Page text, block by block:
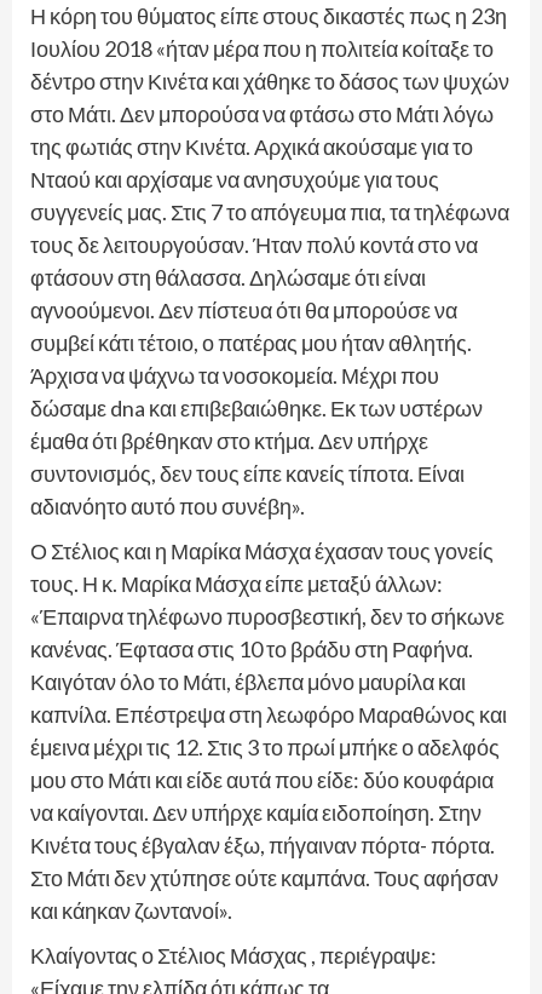
Η κόρη του θύματος είπε στους δικαστές πως η 23η
Ιουλίου 2018 «ήταν μέρα που η πολιτεία κοίταξε το
δέντρο στην Κινέτα και χάθηκε το δάσος των ψυχών
στο Μάτι. Δεν μπορούσα να φτάσω στο Μάτι λόγω
της φωτιάς στην Κινέτα. Αρχικά ακούσαμε για το
Νταού και αρχίσαμε να ανησυχούμε για τους
συγγενείς μας. Στις 7 το απόγευμα πια, τα τηλέφωνα
τους δε λειτουργούσαν. Ήταν πολύ κοντά στο να
φτάσουν στη θάλασσα. Δηλώσαμε ότι είναι
αγνοούμενοι. Δεν πίστευα ότι θα μπορούσε να
συμβεί κάτι τέτοιο, ο πατέρας μου ήταν αθλητής.
Άρχισα να ψάχνω τα νοσοκομεία. Μέχρι που
δώσαμε dna και επιβεβαιώθηκε. Εκ των υστέρων
έμαθα ότι βρέθηκαν στο κτήμα. Δεν υπήρχε
συντονισμός, δεν τους είπε κανείς τίποτα. Είναι
αδιανόητο αυτό που συνέβη».
Ο Στέλιος και η Μαρίκα Μάσχα έχασαν τους γονείς
τους. Η κ. Μαρίκα Μάσχα είπε μεταξύ άλλων:
«Έπαιρνα τηλέφωνο πυροσβεστική, δεν το σήκωνε
κανένας. Έφτασα στις 10 το βράδυ στη Ραφήνα.
Καιγόταν όλο το Μάτι, έβλεπα μόνο μαυρίλα και
καπνίλα. Επέστρεψα στη λεωφόρο Μαραθώνος και
έμεινα μέχρι τις 12. Στις 3 το πρωί μπήκε ο αδελφός
μου στο Μάτι και είδε αυτά που είδε: δύο κουφάρια
να καίγονται. Δεν υπήρχε καμία ειδοποίηση. Στην
Κινέτα τους έβγαλαν έξω, πήγαιναν πόρτα- πόρτα.
Στο Μάτι δεν χτύπησε ούτε καμπάνα. Τους αφήσαν
και κάηκαν ζωντανοί».
Κλαίγοντας ο Στέλιος Μάσχας , περιέγραψε:
«Είχαμε την ελπίδα ότι κάπως τα